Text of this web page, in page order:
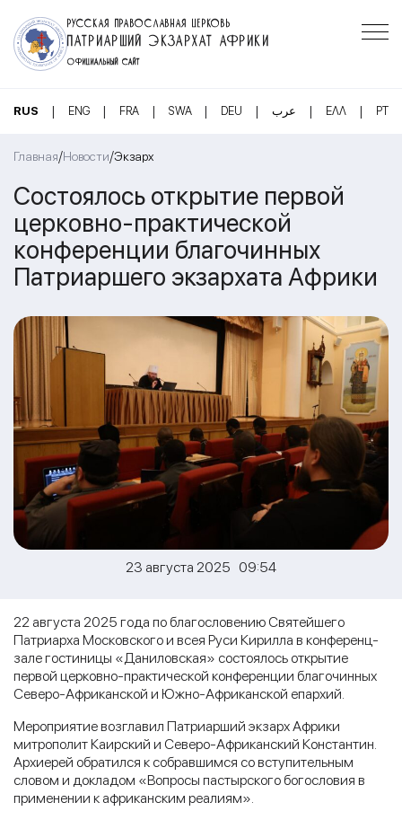
РУССКАЯ ПРАВОСЛАВНАЯ ЦЕРКОВЬ
ПАТРИАРШИЙ ЭКЗАРХАТ АФРИКИ
ОФИЦИАЛЬНЫЙ САЙТ
RUS | ENG | FRA | SWA | DEU | عرب | ΕΛΛ | PT
Главная/Новости/Экзарх
Состоялось открытие первой
церковно-практической
конференции благочинных
Патриаршего экзархата Африки
23 августа 2025 09:54
22 августа 2025 года по благословению Святейшего
Патриарха Московского и всея Руси Кирилла в конференц-
зале гостиницы «Даниловская» состоялось открытие
первой церковно-практической конференции благочинных
Северо-Африканской и Южно-Африканской епархий.
Мероприятие возглавил Патриарший экзарх Африки
митрополит Каирский и Северо-Африканский Константин.
Архиерей обратился к собравшимся со вступительным
словом и докладом «Вопросы пастырского богословия в
применении к африканским реалиям».